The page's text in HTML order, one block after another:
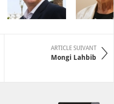
ARTICLE SUIVANT
Mongi Lahbib